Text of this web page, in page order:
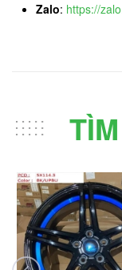
Zalo: https://